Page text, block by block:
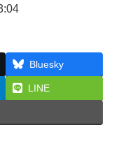
Bluesky
LINE